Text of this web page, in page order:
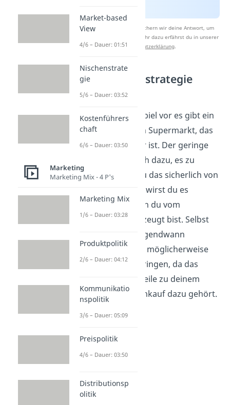
Nach Beantwortung speichern wir deine Antwort, um
Studyflix zu verbessern. Mehr dazu erfährst du in unserer
Datenschutzerklärung
Penetrationsstrategie
Beispiel
Stell dir zum Beispiel vor es gibt ein
neues Getränk im Supermarkt, das
gar nicht so teuer ist. Der geringe
Preis verführt dich dazu, es zu
probieren. Wie du das sicherlich von
dir selbst kennst, wirst du es
nachkaufen, wenn du vom
Geschmack überzeugt bist. Selbst
wenn der Preis irgendwann
ansteigt, wirst du möglicherweise
nicht direkt abspringen, da das
Getränk mittlerweile zu deinem
wöchentlichen Einkauf dazu gehört.
Market-based
View
4/6 – Dauer: 01:51
Nischenstrate
gie
5/6 – Dauer: 03:52
Kostenführers
chaft
6/6 – Dauer: 03:50
Marketing
Marketing Mix - 4 P's
Marketing Mix
1/6 – Dauer: 03:28
Produktpolitik
2/6 – Dauer: 04:12
Kommunikatio
nspolitik
3/6 – Dauer: 05:09
Preispolitik
4/6 – Dauer: 03:50
Distributionsp
olitik